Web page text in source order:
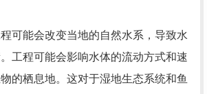
可能会改变当地的自然水系，导致水
工程可能会影响水体的流动方式和速
的栖息地。这对于湿地生态系统和鱼